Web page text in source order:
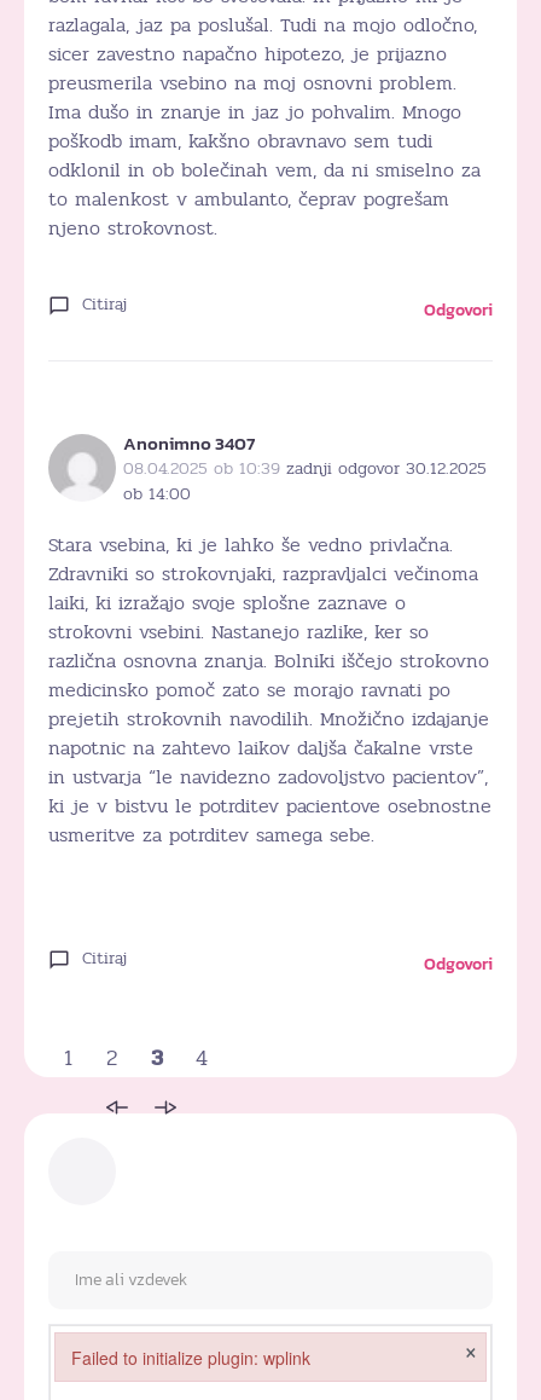
razlagala, jaz pa poslušal. Tudi na mojo odločno,
sicer zavestno napačno hipotezo, je prijazno
preusmerila vsebino na moj osnovni problem.
Ima dušo in znanje in jaz jo pohvalim. Mnogo
poškodb imam, kakšno obravnavo sem tudi
odklonil in ob bolečinah vem, da ni smiselno za
to malenkost v ambulanto, čeprav pogrešam
njeno strokovnost.
Citiraj Odgovori
Anonimno 3407
08.04.2025 ob 10:39 zadnji odgovor 30.12.2025
ob 14:00
Stara vsebina, ki je lahko še vedno privlačna.
Zdravniki so strokovnjaki, razpravljalci večinoma
laiki, ki izražajo svoje splošne zaznave o
strokovni vsebini. Nastanejo razlike, ker so
različna osnovna znanja. Bolniki iščejo strokovno
medicinsko pomoč zato se morajo ravnati po
prejetih strokovnih navodilih. Množično izdajanje
napotnic na zahtevo laikov daljša čakalne vrste
in ustvarja “le navidezno zadovoljstvo pacientov”,
ki je v bistvu le potrditev pacientove osebnostne
usmeritve za potrditev samega sebe.
Citiraj Odgovori
1 2 3 4
Failed to initialize plugin: wplink ×
Failed to initialize plugin: wplink